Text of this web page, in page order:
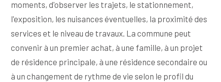
moments, d'observer les trajets, le stationnement,
l'exposition, les nuisances éventuelles, la proximité des
services et le niveau de travaux. La commune peut
convenir à un premier achat, à une famille, à un projet
de résidence principale, à une résidence secondaire ou
à un changement de rythme de vie selon le profil du